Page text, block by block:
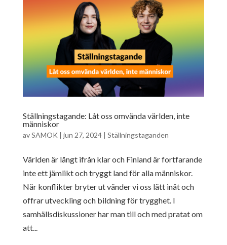
Ställningstagande: Låt oss omvända världen, inte
människor
avSAMOK | jun 27, 2024| Ställningstaganden
Världen är långt ifrån klar och Finland är fortfarande
inte ett jämlikt och tryggt land för alla människor.
När konflikter bryter ut vänder vi oss lätt inåt och
offrar utveckling och bildning för trygghet. I
samhällsdiskussioner har man till och med pratat om
att...